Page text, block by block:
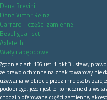
Dana Brevini
Dana Victor Reinz
Carraro - części zamienne
Bevel gear set
Axletech
Wały napęodowe
Zgodnie z art. 156 ust. 1 pkt 3 ustawy
że prawo ochronne na znak towarowy nie
używania w obrocie przez inne osoby
podobnego, jeżeli jest to konieczne dla
chodzi o oferowane części zamienne,